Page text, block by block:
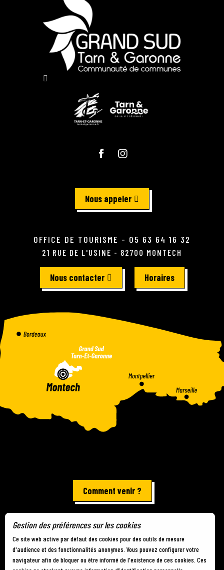
Nous appeler
OFFICE DE TOURISME - 05 63 64 16 32
21 RUE DE L'USINE - 82700 MONTECH
Nous contacter Horaires
Comment venir ?
Mentions légales - Plan du site - Gestion des cookies
Gestion des préférences sur les cookies
Ce site web active par défaut des cookies pour des outils de mesure
d'audience et des fonctionnalités anonymes. Vous pouvez configurer votre
navigateur afin de bloquer ou être informé de l'existence de ces cookies. Ces